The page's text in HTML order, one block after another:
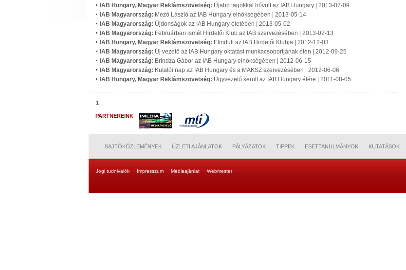
IAB Hungary, Magyar Reklámszövetség: Újabb tagokkal bővült az IAB Hungary | 2013-07-09
IAB Magyarország: Mező László az IAB Hungary elnökségében | 2013-05-14
IAB Magyarország: Újdonságok az IAB Hungary életében | 2013-05-02
IAB Magyarország: Februárban ismét Hirdetői Klub az IAB szervezésében | 2013-02-13
IAB Hungary, Magyar Reklámszövetség: Elindult az IAB Hirdetői Klubja | 2012-12-03
IAB Magyarország: Új vezető az IAB Hungary oktatási munkacsoportjának élén | 2012-09-25
IAB Magyarország: Brindza Gábor az IAB Hungary elnökségében | 2012-06-15
IAB Magyarország: Kutatói nap az IAB Hungary és a MAKSZ szervezésében | 2012-06-06
IAB Hungary, Magyar Reklámszövetség: Ügyvezető került az IAB Hungary élére | 2011-08-05
1
PARTNEREINK
SAJTÓKÖZLEMÉNYEK ÜZLETI AJÁNLATOK PÁLYÁZATOK TIPPEK ESETTANULMÁNYOK KUTATÁSOK
Jogi tudnivalók Impresszum Médiaajánlat Webmester